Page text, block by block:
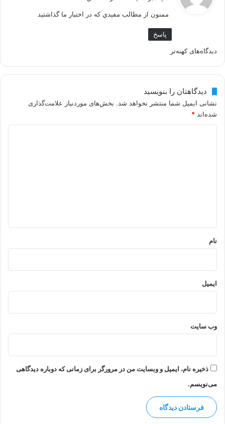
ی
د
ی
د
گ
:
ممنون از مطالب مفيدي که در اختيار ما گذاشتيد
پاسخ
ر
ا
ه
ب
ر
ه‌
ه
ا
دیدگاه‌های کهنه‌تر
دیدگاهتان را بنویسید
نشانی ایمیل شما منتشر نخواهد شد. بخش‌های موردنیاز علامت‌گذاری
شده‌اند *
نام
ایمیل
وب‌ سایت
ذخیره نام، ایمیل و وبسایت من در مرورگر برای زمانی که دوباره دیدگاهی
می‌نویسم.